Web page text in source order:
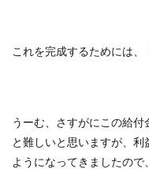
これを完成するためには、
うーむ、さすがにこの給
と難しいと思いますが、
ようになってきましたので